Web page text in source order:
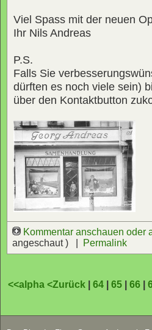
Viel Spass mit der neuen
Ihr Nils Andreas
P.S.
Falls Sie
dürften es noch viele sein)
über den Kontaktbutton
Kommentar anschauen oder
angeschaut ) |
Permalink
<<alpha<Zurück |64 |65 |66 |